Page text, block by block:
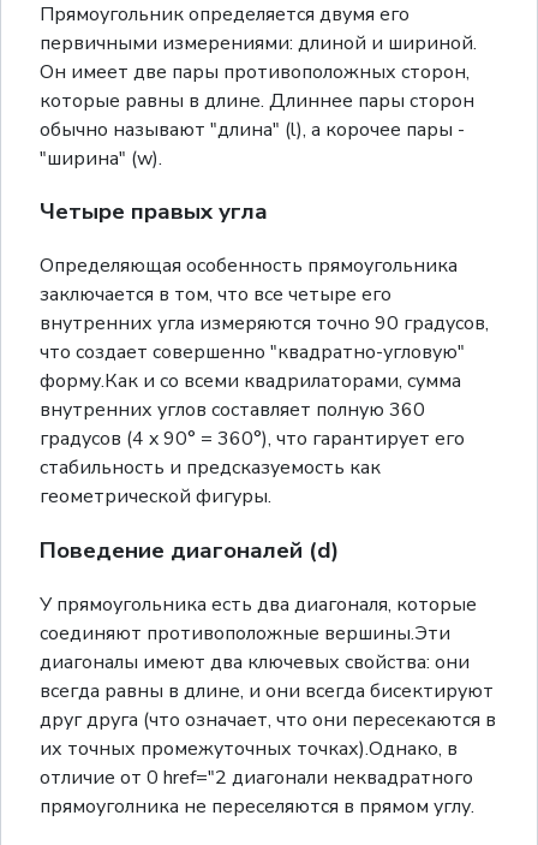
Прямоугольник определяется двумя его
первичными измерениями: длиной и шириной.
Он имеет две пары противоположных сторон,
которые равны в длине. Длиннее пары сторон
обычно называют "длина" (l), а корочее пары -
"ширина" (w).
Четыре правых угла
Определяющая особенность прямоугольника
заключается в том, что все четыре его
внутренних угла измеряются точно 90 градусов,
что создает совершенно "квадратно-угловую"
форму.Как и со всеми квадрилаторами, сумма
внутренних углов составляет полную 360
градусов (4 x 90° = 360°), что гарантирует его
стабильность и предсказуемость как
геометрической фигуры.
Поведение диагоналей (d)
У прямоугольника есть два диагоналя, которые
соединяют противоположные вершины.Эти
диагоналы имеют два ключевых свойства: они
всегда равны в длине, и они всегда бисектируют
друг друга (что означает, что они пересекаются в
их точных промежуточных точках).Однако, в
отличие от 0 href="2 диагонали неквадратного
прямоуголника не переселяются в прямом углу.